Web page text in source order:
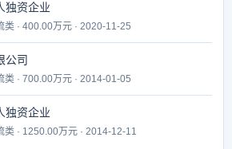
独资企业
· 400.00万元 · 2020-11-25
公司
· 700.00万元 · 2014-01-05
独资企业
· 1250.00万元 · 2014-12-11